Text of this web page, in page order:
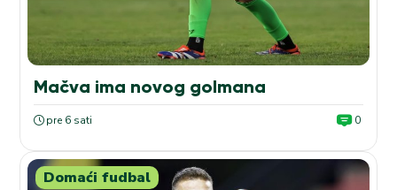
Mačva ima novog golmana
pre 6 sati 0
Domaći fudbal